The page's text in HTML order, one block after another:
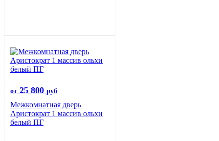
от 25 800 руб
Межкомнатная дверь
Аристократ 1 массив ольхи
белый ПГ